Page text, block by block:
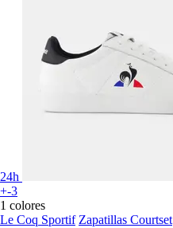
24h
+-3
1 colores
Le Coq Sportif Zapatillas Courtset